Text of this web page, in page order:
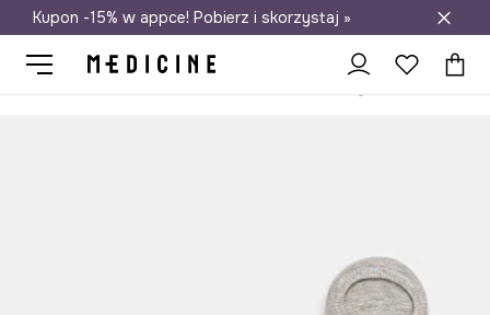
Darmowa dostawa do salonów
Kupon -15% w appce! Pobierz i skorzystaj »